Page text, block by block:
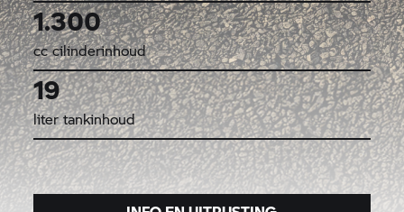
1.300
cc cilinderinhoud
19
liter tankinhoud